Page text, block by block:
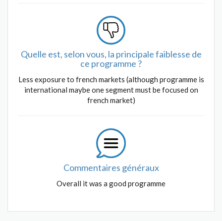
Quelle est, selon vous, la principale faiblesse de
ce programme ?
Less exposure to french markets (although programme is
international maybe one segment must be focused on
french market)
Commentaires généraux
Overall it was a good programme